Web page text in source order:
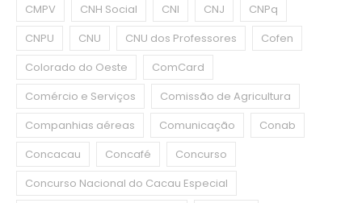
CMPV
CNH Social CNI CNJ
CNPq
CNPU
CNU CNU dos Professores
Cofen
Colorado do Oeste
ComCard
Comércio e Serviços
Comissão de Agricultura
Companhias aéreas
Comunicação
Conab
Concacau
Concafé
Concurso
Concurso Nacional do Cacau Especial